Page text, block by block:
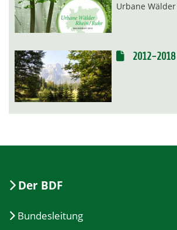
Urbane
2012-2018
Der BDF
Bundesleitung